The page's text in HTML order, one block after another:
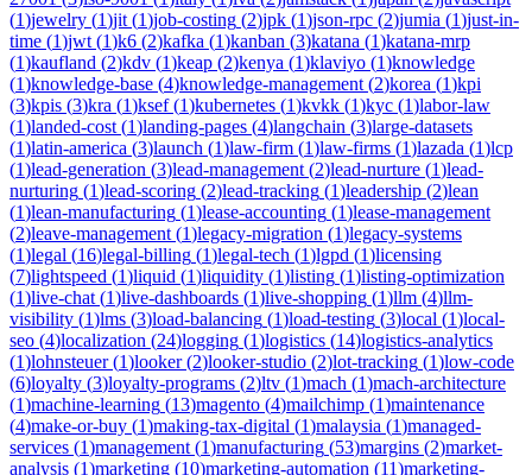
(1)jewelry (1)jit (1)job-costing (2)jpk (1)json-rpc (2)jumia (1)just-in-
time (1)jwt (1)k6 (2)kafka (1)kanban (3)katana (1)katana-mrp
(1)kaufland (2)kdv (1)keap (2)kenya (1)klaviyo (1)knowledge
(1)knowledge-base (4)knowledge-management (2)korea (1)kpi
(3)kpis (3)kra (1)ksef(1)kubernetes (1)kvkk (1)kyc (1)labor-law
(1)landed-cost (1)landing-pages (4)langchain (3)large-datasets
(1)latin-america (3)launch (1)law-firm (1)law-firms (1)lazada (1)lcp
(1)lead-generation (3)lead-management (2)lead-nurture (1)lead-
nurturing (1)lead-scoring (2)lead-tracking (1)leadership (2)lean
(1)lean-manufacturing (1)lease-accounting (1)lease-management
(2)leave-management (1)legacy-migration (1)legacy-systems
(1)legal (16)legal-billing (1)legal-tech (1)lgpd (1)licensing
(7)lightspeed (1)liquid (1)liquidity (1)listing (1)listing-optimization
(1)live-chat (1)live-dashboards (1)live-shopping (1)llm (4)llm-
visibility (1)lms (3)load-balancing (1)load-testing (3)local (1)local-
seo (4)localization (24)logging (1)logistics (14)logistics-analytics
(1)lohnsteuer(1)looker(2)looker-studio (2)lot-tracking (1)low-code
(6)loyalty (3)loyalty-programs (2)ltv (1)mach (1)mach-architecture
(1)machine-learning (13)magento (4)mailchimp (1)maintenance
(4)make-or-buy (1)making-tax-digital (1)malaysia (1)managed-
services (1)management (1)manufacturing (53)margins (2)market-
analysis (1)marketing (10)marketing-automation (11)marketing-